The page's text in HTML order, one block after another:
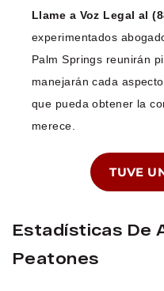
Llame a Voz Legal al
experimentados
Palm Springs reunirán
manejarán cada
que pueda obtener la
merece.
TUVE
Estadísticas De
Peatones